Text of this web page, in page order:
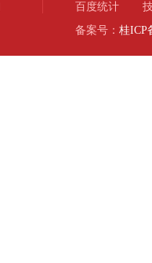
百度统计
备案号： 桂ICP